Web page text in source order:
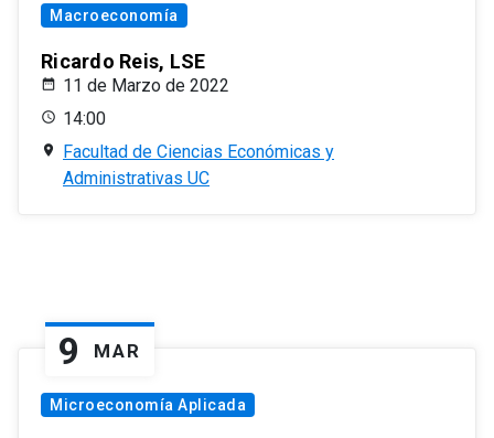
Macroeconomía
Ricardo Reis, LSE
11 de Marzo de 2022
14:00
Facultad de Ciencias Económicas y
Administrativas UC
9 MAR
Microeconomía Aplicada